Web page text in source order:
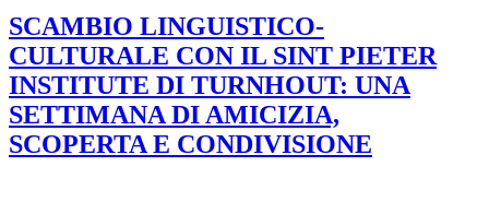
SCAMBIO LINGUISTICO-
CULTURALE CON IL SINT PIETER
INSTITUTE DI TURNHOUT: UNA
SETTIMANA DI AMICIZIA,
SCOPERTA E CONDIVISIONE